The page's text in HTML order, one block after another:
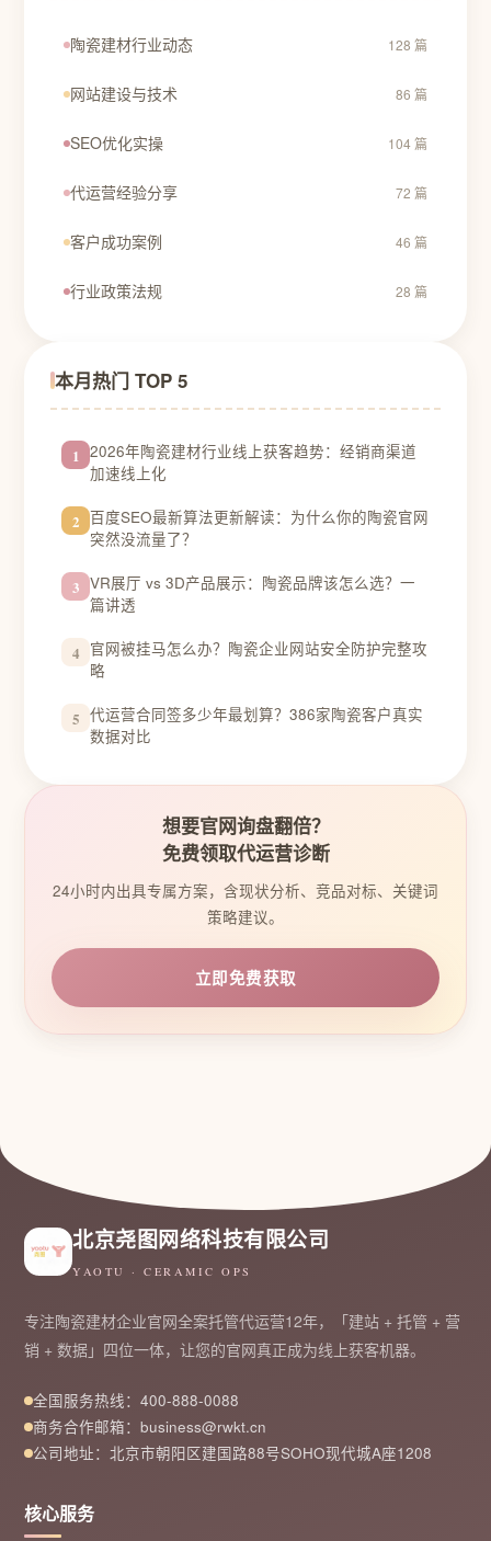
陶瓷建材行业动态 128 篇
网站建设与技术 86 篇
SEO优化实操 104 篇
代运营经验分享 72 篇
客户成功案例 46 篇
行业政策法规 28 篇
本月热门 TOP 5
1 2026年陶瓷建材行业线上获客趋势：经销商渠道
加速线上化
2 百度SEO最新算法更新解读：为什么你的陶瓷官网
突然没流量了？
3 VR展厅 vs 3D产品展示：陶瓷品牌该怎么选？一
篇讲透
4 官网被挂马怎么办？陶瓷企业网站安全防护完整攻
略
5 代运营合同签多少年最划算？386家陶瓷客户真实
数据对比
想要官网询盘翻倍？
免费领取代运营诊断
24小时内出具专属方案，含现状分析、竞品对标、关键词
策略建议。
立即免费获取
北京尧图网络科技有限公司
YAOTU · CERAMIC OPS
专注陶瓷建材企业官网全案托管代运营12年，「建站 + 托管 + 营
销 + 数据」四位一体，让您的官网真正成为线上获客机器。
全国服务热线：400-888-0088
商务合作邮箱：business@rwkt.cn
公司地址：北京市朝阳区建国路88号SOHO现代城A座1208
核心服务